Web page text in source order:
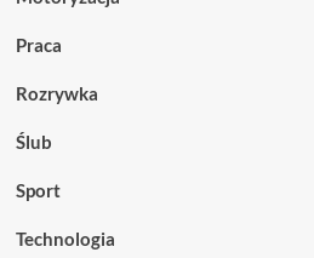
Praca
Rozrywka
Ślub
Sport
Technologia